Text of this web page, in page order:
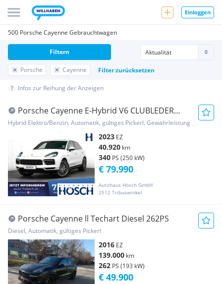
Einloggen
500 Porsche Cayenne Gebrauchtwagen
Porsche Cayenne Filter zurücksetzen
Filtern
Infos zur Reihung der Anzeigen
Porsche Cayenne E-Hybrid V6 CLUBLEDER
LUFT PANO SITZKLIMA
Hybrid Elektro/Benzin, Automatik, gültiges Pickerl, Gewährleistung
2023 EZ
40.920 km
340 PS (250 kW)
Autohaus Hösch GmbH
2512 Tribuswinkel
€ 79.990
Porsche Cayenne ll Techart Diesel 262PS
Diesel, Automatik, gültiges Pickerl
2016 EZ
139.000 km
262 PS (193 kW)
€ 49.900